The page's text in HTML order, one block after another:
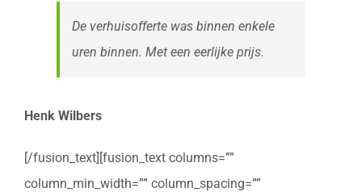
De verhuisofferte was binnen enkele
uren binnen. Met een eerlijke prijs.
Henk Wilbers
[/fusion_text][fusion_text columns=””
column_min_width=”” column_spacing=””